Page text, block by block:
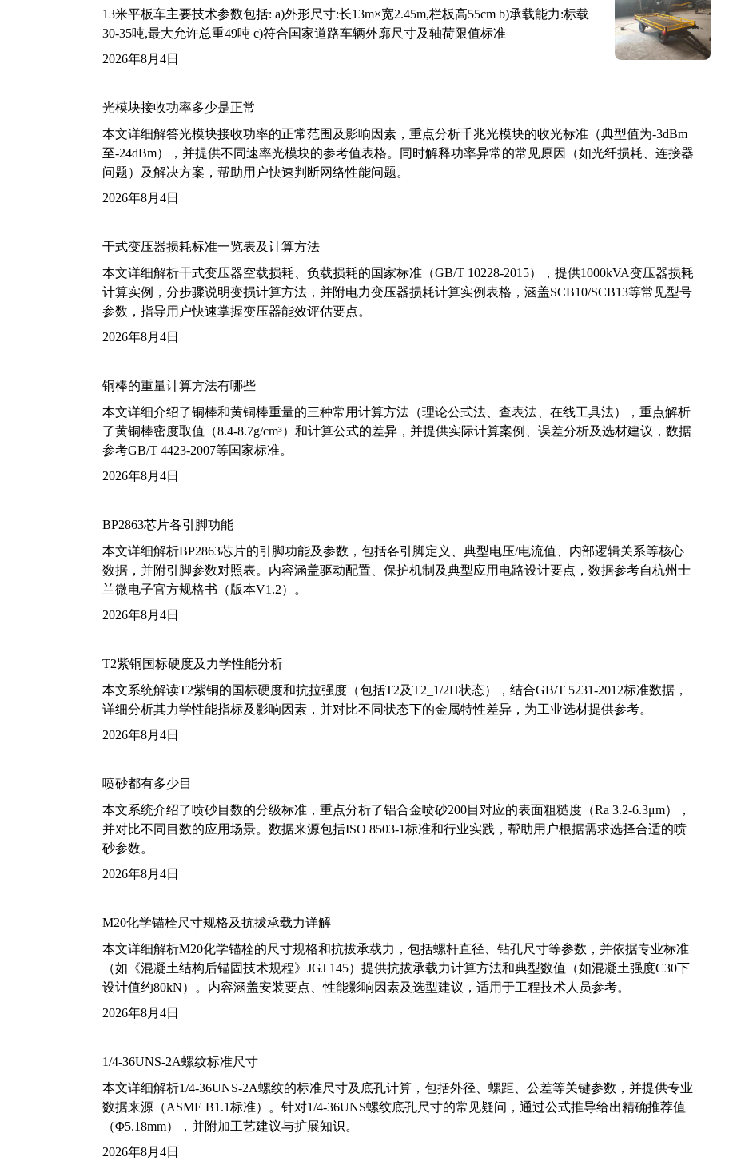
13米平板车主要技术参数包括: a)外形尺寸:长13m×宽2.45m,栏板高55cm b)承载能力:标载
30-35吨,最大允许总重49吨 c)符合国家道路车辆外廓尺寸及轴荷限值标准
2026年8月4日
光模块接收功率多少是正常
本文详细解答光模块接收功率的正常范围及影响因素，重点分析千兆光模块的收光标准（典型值为-3dBm
至-24dBm），并提供不同速率光模块的参考值表格。同时解释功率异常的常见原因（如光纤损耗、连接器
问题）及解决方案，帮助用户快速判断网络性能问题。
2026年8月4日
干式变压器损耗标准一览表及计算方法
本文详细解析干式变压器空载损耗、负载损耗的国家标准（GB/T 10228-2015），提供1000kVA变压器损耗
计算实例，分步骤说明变损计算方法，并附电力变压器损耗计算实例表格，涵盖SCB10/SCB13等常见型号
参数，指导用户快速掌握变压器能效评估要点。
2026年8月4日
铜棒的重量计算方法有哪些
本文详细介绍了铜棒和黄铜棒重量的三种常用计算方法（理论公式法、查表法、在线工具法），重点解析
了黄铜棒密度取值（8.4-8.7g/cm³）和计算公式的差异，并提供实际计算案例、误差分析及选材建议，数据
参考GB/T 4423-2007等国家标准。
2026年8月4日
BP2863芯片各引脚功能
本文详细解析BP2863芯片的引脚功能及参数，包括各引脚定义、典型电压/电流值、内部逻辑关系等核心
数据，并附引脚参数对照表。内容涵盖驱动配置、保护机制及典型应用电路设计要点，数据参考自杭州士
兰微电子官方规格书（版本V1.2）。
2026年8月4日
T2紫铜国标硬度及力学性能分析
本文系统解读T2紫铜的国标硬度和抗拉强度（包括T2及T2_1/2H状态），结合GB/T 5231-2012标准数据，
详细分析其力学性能指标及影响因素，并对比不同状态下的金属特性差异，为工业选材提供参考。
2026年8月4日
喷砂都有多少目
本文系统介绍了喷砂目数的分级标准，重点分析了铝合金喷砂200目对应的表面粗糙度（Ra 3.2-6.3μm），
并对比不同目数的应用场景。数据来源包括ISO 8503-1标准和行业实践，帮助用户根据需求选择合适的喷
砂参数。
2026年8月4日
M20化学锚栓尺寸规格及抗拔承载力详解
本文详细解析M20化学锚栓的尺寸规格和抗拔承载力，包括螺杆直径、钻孔尺寸等参数，并依据专业标准
（如《混凝土结构后锚固技术规程》JGJ 145）提供抗拔承载力计算方法和典型数值（如混凝土强度C30下
设计值约80kN）。内容涵盖安装要点、性能影响因素及选型建议，适用于工程技术人员参考。
2026年8月4日
1/4-36UNS-2A螺纹标准尺寸
本文详细解析1/4-36UNS-2A螺纹的标准尺寸及底孔计算，包括外径、螺距、公差等关键参数，并提供专业
数据来源（ASME B1.1标准）。针对1/4-36UNS螺纹底孔尺寸的常见疑问，通过公式推导给出精确推荐值
（Φ5.18mm），并附加工艺建议与扩展知识。
2026年8月4日